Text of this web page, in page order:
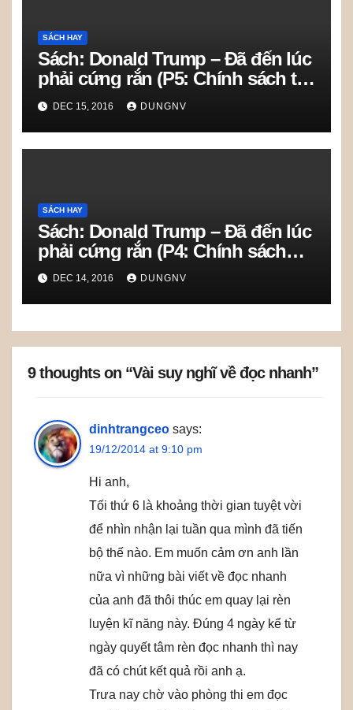
SÁCH HAY
Sách: Donald Trump – Đã đến lúc
phải cứng rắn (P5: Chính sách tài
khóa )
DEC 15, 2016 DUNGNV
SÁCH HAY
Sách: Donald Trump – Đã đến lúc
phải cứng rắn (P4: Chính sách
với người nhập cư )
DEC 14, 2016 DUNGNV
9 thoughts on “Vài suy nghĩ về đọc nhanh”
dinhtrangceo says:
19/12/2014 at 9:10 pm
Hi anh,
Tối thứ 6 là khoảng thời gian tuyệt vời
để nhìn nhận lại tuần qua mình đã tiến
bộ thế nào. Em muốn cảm ơn anh lần
nữa vì những bài viết về đọc nhanh
của anh đã thôi thúc em quay lại rèn
luyện kĩ năng này. Đúng 4 ngày kể từ
ngày quyết tâm rèn đọc nhanh thì nay
đã có chút kết quả rồi anh ạ.
Trưa nay chờ vào phòng thi em đọc